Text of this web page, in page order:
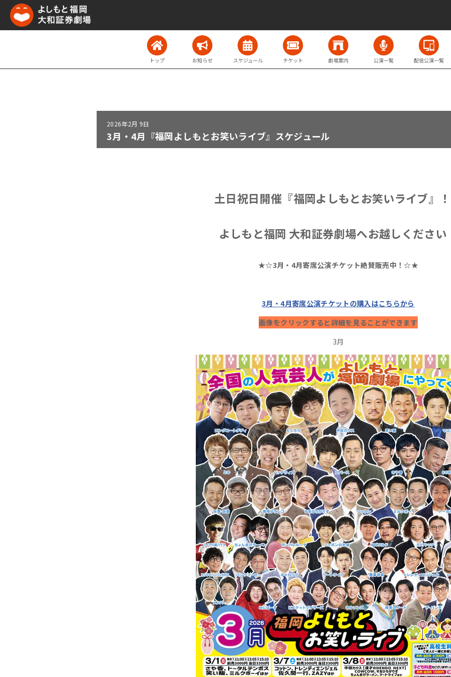
トップ お知らせ スケジュール チケット 劇場案内 公演一覧 配信公演一覧
2026年2月 9日
3月・4月『福岡よしもとお笑いライブ』スケジュール
土日祝日開催『福岡よしもとお笑いライブ』
よしもと福岡 大和証券劇場へお越しください
★☆3月・4月寄席公演チケット絶賛販売中！☆★
3月・4月寄席公演チケットの購入はこちらから
画像をクリックすると詳細を見ることができます
3月